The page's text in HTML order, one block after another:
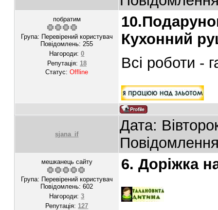
побратим
Група: Перевірений користувач
Повідомлень: 255
Нагороди:0
Репутація: 18
Статус:Offline
Кухонний
Всі роботи -
sjana_if
Дата:
мешканець сайту
Група: Перевірений користувач
Повідомлень:602
Нагороди:3
Репутація: 127
6. Доріжка